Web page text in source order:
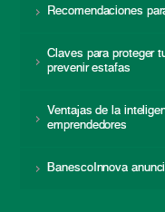
Recomendaciones
Claves para proteger
prevenir estafas
Ventajas de la
emprendedores
BanescoInnova